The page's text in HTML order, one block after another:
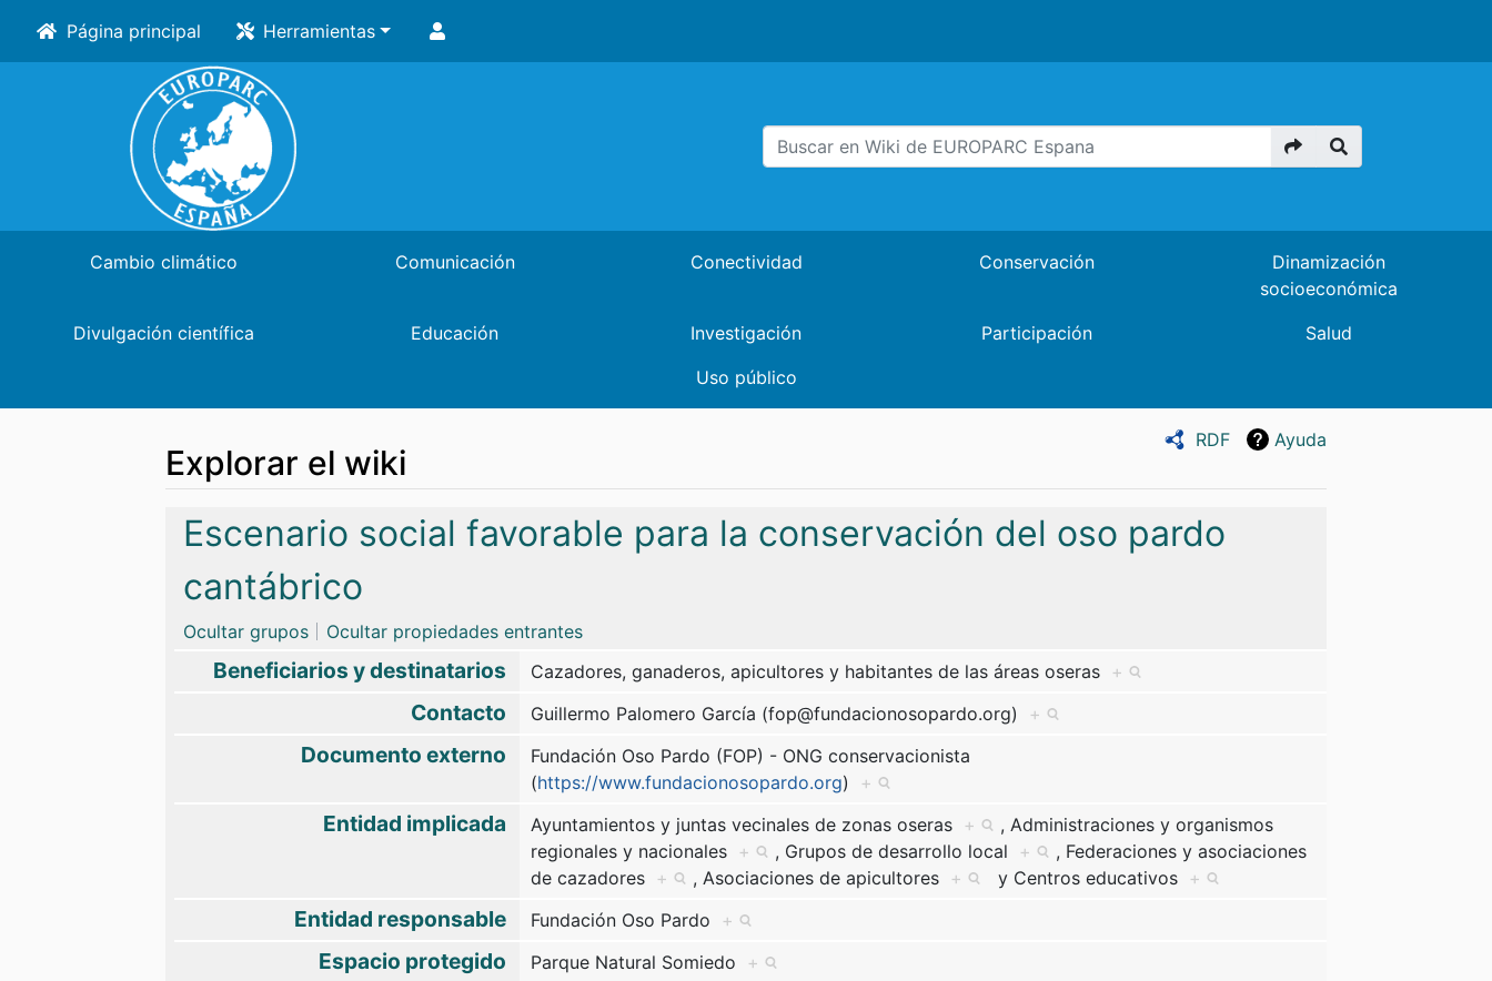
Página principal Herramientas
Cambio climático Comunicación Conectividad Conservación
Dinamización
socioeconómica
Divulgación científica
Educación Investigación Participación
Salud
Uso público
RDF Ayuda
Explorar el wiki
Saltar a: navegación
Escenario social favorable para la conservación del oso pardo
cantábrico
Ocultar grupos Ocultar propiedades entrantes
Beneficiarios y destinatarios Cazadores, ganaderos, apicultores y habitantes de las áreas oseras +
Contacto Guillermo Palomero García (fop@fundacionosopardo.org) +
Documento externo
Fundación Oso Pardo (FOP) - ONG conservacionista
(https://www.fundacionosopardo.org) +
Entidad implicada Ayuntamientos y juntas vecinales de zonas oseras + , Administraciones y organismos
regionales y nacionales + , Grupos de desarrollo local + , Federaciones y asociaciones
de cazadores + , Asociaciones de apicultores + y Centros educativos +
Entidad responsable Fundación Oso Pardo +
Espacio protegido Parque Natural Somiedo +